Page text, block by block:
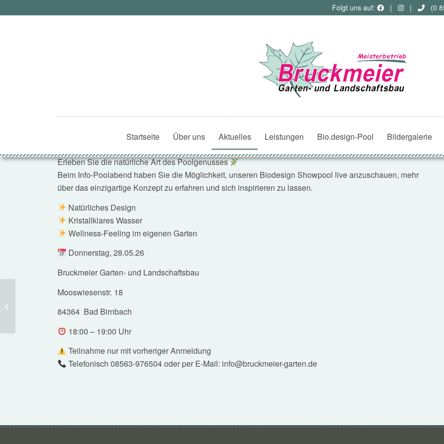
Folgt uns auf: | | (0
Startseite Über uns Aktuelles Leistungen Bio.design-Pool Bildergalerie
Biodesign Pool Info-Abend
Erleben Sie die natürliche Art des Poolgenusses
Beim Info-Poolabend haben Sie die Möglichkeit, unseren Biodesign Showpool live anzuschauen, mehr
über das einzigartige Konzept zu erfahren und sich inspirieren zu lassen.
Natürliches Design
Kristallklares Wasser
Wellness-Feeling im eigenen Garten
Donnerstag, 28.05.26
Bruckmeier Garten- und Landschaftsbau
Mooswiesenstr. 18
84364 Bad Birnbach
18:00 – 19:00 Uhr
Teilnahme nur mit vorheriger Anmeldung
Telefonisch 08563-976504 oder per E-Mail: info@bruckmeier-garten.de